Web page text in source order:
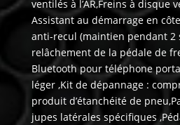
ventilés à l’AR,Freins à disque
Assistant au démarrage en
anti-recul (maintien pendant 2
relâchement de la pédale de
Bluetooth pour téléphone
léger ,Kit de dépannage :
produit d’étanchéité de
jupes latérales spécifiques